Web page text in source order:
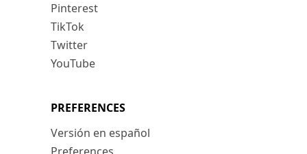
Pinterest
TikTok
Twitter
YouTube
PREFERENCES
Versión en español